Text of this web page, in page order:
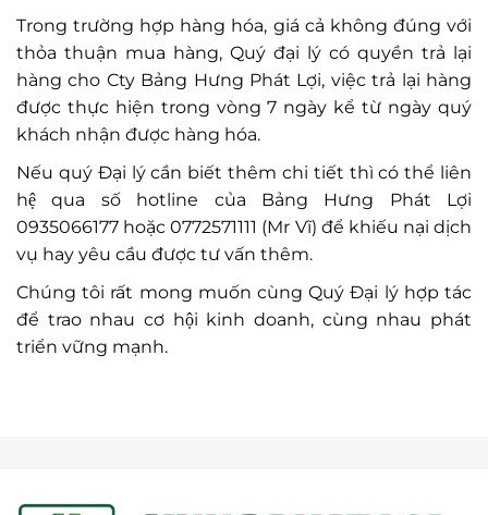
Trong trường hợp hàng hóa, giá cả không đúng với
thỏa thuận mua hàng, Quý đại lý có quyền trả lại
hàng cho Cty Bảng Hưng Phát Lợi, việc trả lại hàng
được thực hiện trong vòng 7 ngày kể từ ngày quý
khách nhận được hàng hóa.
Nếu quý Đại lý cần biết thêm chi tiết thì có thể liên
hệ qua số hotline của Bảng Hưng Phát Lợi
0935066177 hoặc 0772571111 (Mr Vĩ) để khiếu nại dịch
vụ hay yêu cầu được tư vấn thêm.
Chúng tôi rất mong muốn cùng Quý Đại lý hợp tác
để trao nhau cơ hội kinh doanh, cùng nhau phát
triển vững mạnh.